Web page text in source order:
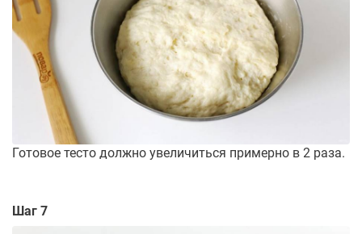
Готовое тесто должно увеличиться примерно в 2 раза.
Шаг 7